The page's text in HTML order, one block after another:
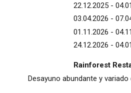
22.12.2025 -
03.04.2026 -
01.11.2026 -
24.12.2026 -
Rainforest
Desayuno abundante y variado